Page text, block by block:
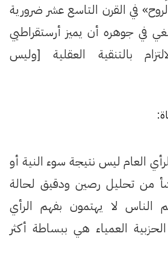
في القرن التاسع عشر ضرورية
في جوهره أن يميز أرستقراطيي
بالتنقية العقلية [وليس
العام ليس نتيجة سوء النية أو
من تحليل رصين ودقيق لحالة
الناس لا يهتمون بفهم الرأي
العمياء هي ببساطة أكثر